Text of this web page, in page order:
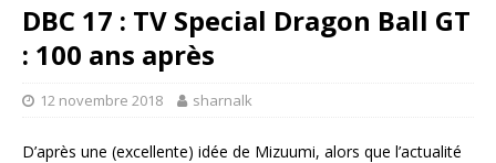
DBC 17 : TV Special Dragon Ball GT
: 100 ans après
12 novembre 2018 sharnalk
D’après une (excellente) idée de Mizuumi, alors que l’actualité